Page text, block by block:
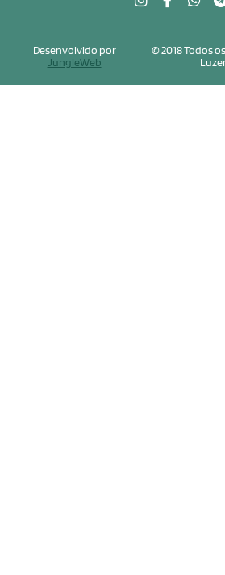
© 2018 Todos
Desenvolvido por
JungleWeb